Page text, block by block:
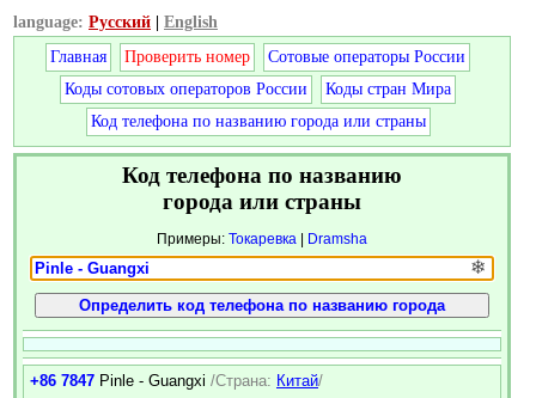
language: Русский
English
Главная
Проверить номер
Сотовые операторы России
Коды сотовых операторов России
Коды стран Мира
Код телефона по названию города или страны
Код телефона по названию
города или страны
Примеры: Токаревка | Dramsha
❄
+86 7847 Pinle - Guangxi /Страна: Китай/